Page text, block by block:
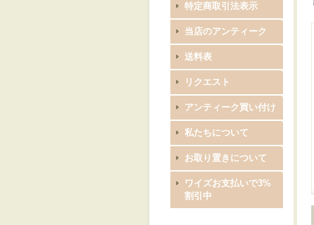
特定商取引法表示
当店のアンティーク
送料表
リクエスト
アンティーク買い付け
私たちについて
お取り置きについて
ワイズお支払いで3%
割引中